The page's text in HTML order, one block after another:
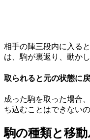
相手の陣三段内に入る
は、駒が裏返り、動か
取られると元の状態に
成った駒を取った場合、
ち込むことはできないの
駒の種類と移